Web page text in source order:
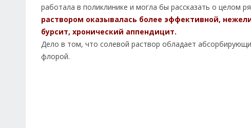
работала в поликлинике и могла бы рассказать о целом
раствором оказывалась более эффективной,
бурсит, хронический аппендицит.
Дело в том, что солевой раствор обладает
флорой.